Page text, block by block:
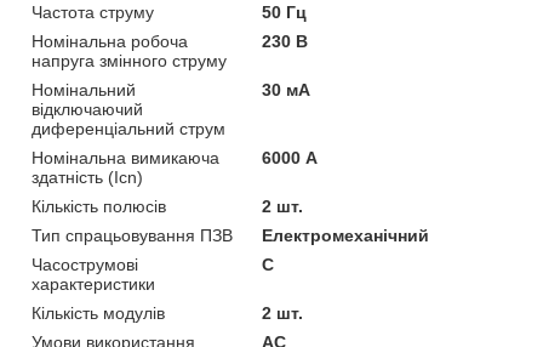
Частота струму
50 Гц
Номінальна робоча
напруга змінного струму
230 В
Номінальний
відключаючий
диференціальний струм
30 мА
Номінальна вимикаюча
здатність (Icn)
6000 А
Кількість полюсів
2 шт.
Тип спрацьовування ПЗВ
Електромеханічний
Часострумові
характеристики
C
Кількість модулів
2 шт.
Умови використання
АС